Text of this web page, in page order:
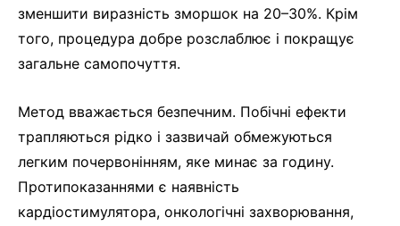
зменшити виразність зморшок на 20–30%. Крім
того, процедура добре розслаблює і покращує
загальне самопочуття.
Метод вважається безпечним. Побічні ефекти
трапляються рідко і зазвичай обмежуються
легким почервонінням, яке минає за годину.
Протипоказаннями є наявність
кардіостимулятора, онкологічні захворювання,